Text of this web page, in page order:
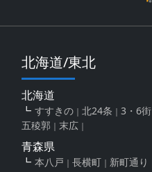
北海道/東北
北海道
すすきの 北24条 3・6街
五稜郭
末広
青森県
本八戸 長横町 新町通り